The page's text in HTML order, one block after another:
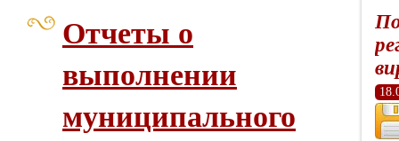
Отчеты о
выполнении
муниципального